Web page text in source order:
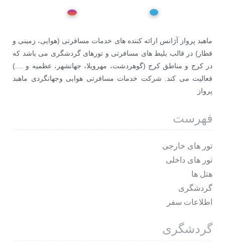
ماهبد پرواز آژانس ارائه کننده های خدمات مسافرتی (هوایی، زمینی و
قطار) در قالب بلیط های مسافرتی و تورهای گردشگری می باشد که
در کرج و مناطق کرج (گوهردشت، مهرویلا، جهانشهر، عظمیه و ....)
فعالیت می کند. شرکت خدمات مسافرتی هوایی وجهانگردی ماهبد
پرواز
فهرست
تور های خارجی
تور های داخلی
هتل ها
گردشگری
اطلاعات سفر
گردشگری